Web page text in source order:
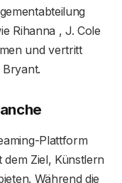
Rihanna , J. Cole
und vertritt
Plattform
Ziel, Künstlern
Während die